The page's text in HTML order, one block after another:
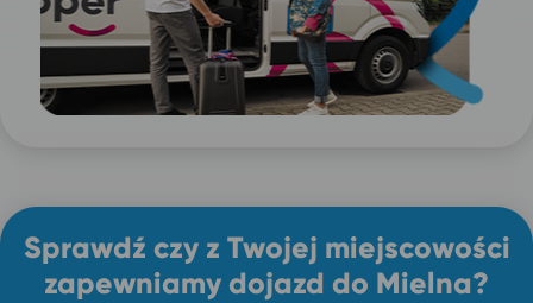
Sprawdź czy z Twojej miejscowości
zapewniamy dojazd do Mielna?